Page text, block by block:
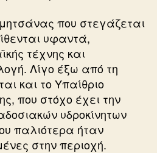
που στεγάζεται
υφαντά,
τέχνης και
Λίγο έξω από τη
και το Υπαίθριο
που στόχο έχει την
υδροκίνητων
παλιότερα ήταν
στην περιοχή.